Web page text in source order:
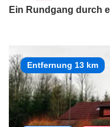
Ein Rundgang durch
Entfernung 13 km